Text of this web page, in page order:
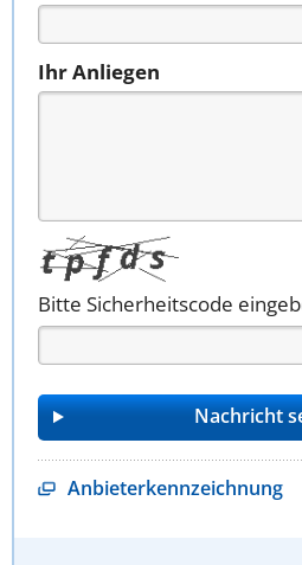
Ihr Anliegen
Bitte Sicherheitscode
Anbieterkennzeichnung